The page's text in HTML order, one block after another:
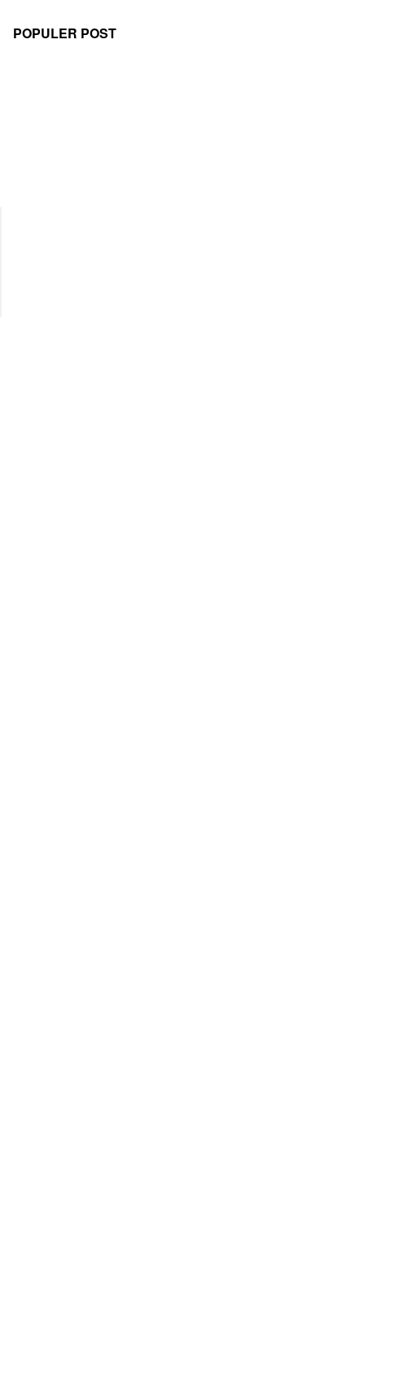
POPULER POST